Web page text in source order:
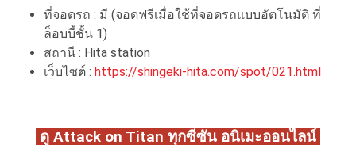
ที่จอดรถ : มี (จอดฟรีเมื่อใช้ที่จอดรถแบบอัตโนมัติ ที่
ล็อบบี้ชั้น 1)
สถานี : Hita station
เว็บไซต์ : https://shingeki-hita.com/spot/021.html
ดู Attack on Titan ทุกซีซัน อนิเมะออนไลน์